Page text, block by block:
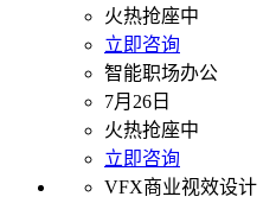
火热抢座中
立即咨询
智能职场办公
7月26日
火热抢座中
立即咨询
VFX商业视效设计